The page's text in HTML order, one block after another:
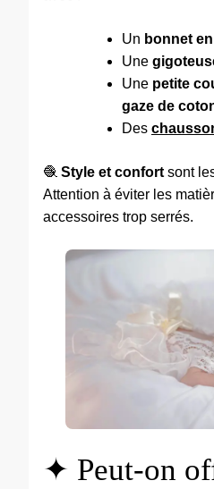
Un bonnet
Une
Une petite
gaze de
Des
🧶 Style et confort sont
Attention à éviter les
accessoires trop serrés.
✦ Peut-on